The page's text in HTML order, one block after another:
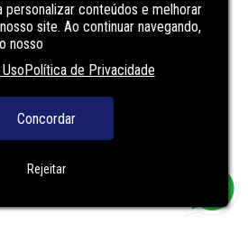
personalizar conteúdos e melhorar
site. Ao continuar navegando,
nosso
Política de Privacidade
Concordar
Rejeitar